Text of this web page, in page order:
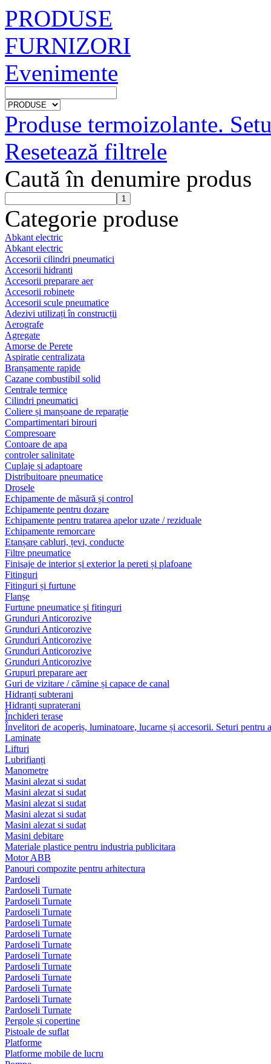
PRODUSE
FURNIZORI
Evenimente
Produse termoizolante.
Resetează filtrele
Caută în denumire produs
Categorie produse
Abkant electric
Abkant electric
Accesorii cilindri pneumatici
Accesorii hidranti
Accesorii preparare aer
Accesorii robinete
Accesorii scule pneumatice
Adezivi utilizați în construcții
Aerografe
Agregate
Amorse de Perete
Aspiratie centralizata
Branșamente rapide
Cazane combustibil solid
Centrale termice
Cilindri pneumatici
Coliere și manșoane de reparație
Compartimentari birouri
Compresoare
Contoare de apa
controler salinitate
Cuplaje și adaptoare
Distribuitoare pneumatice
Drosele
Echipamente de măsură și control
Echipamente pentru dozare
Echipamente pentru tratarea apelor uzate / reziduale
Echipamente remorcare
Etanșare cabluri, țevi, conducte
Filtre pneumatice
Finisaje de interior și exterior la pereti și plafoane
Fitinguri
Fitinguri și furtune
Flanșe
Furtune pneumatice și fitinguri
Grunduri Anticorozive
Grunduri Anticorozive
Grunduri Anticorozive
Grunduri Anticorozive
Grunduri Anticorozive
Grupuri preparare aer
Guri de vizitare / cămine și capace de canal
Hidranți subterani
Hidranți supraterani
Închideri terase
Învelitori de acoperiș, luminatoare, lucarne și accesorii. Seturi pentru
Laminate
Lifturi
Lubrifianți
Manometre
Masini alezat si sudat
Masini alezat si sudat
Masini alezat si sudat
Masini alezat si sudat
Masini alezat si sudat
Masini debitare
Materiale plastice pentru industria publicitara
Motor ABB
Panouri compozite pentru arhitectura
Pardoseli
Pardoseli Turnate
Pardoseli Turnate
Pardoseli Turnate
Pardoseli Turnate
Pardoseli Turnate
Pardoseli Turnate
Pardoseli Turnate
Pardoseli Turnate
Pardoseli Turnate
Pardoseli Turnate
Pardoseli Turnate
Pardoseli Turnate
Pergole și copertine
Pistoale de suflat
Platforme
Platforme mobile de lucru